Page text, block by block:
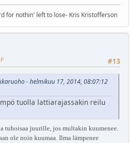
for nothin' left to lose- Kris Kristofferson
#13
- helmikuu 17, 2014, 08:07:12
tuolla lattiarajassakin reilu
tuhoisaa juurille, jos multakin kuumenee.
ole noin kuumaa. Ilma lämpenee